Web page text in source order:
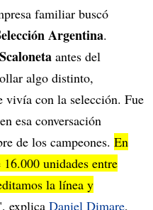
familiar buscó
Argentina.
antes del
algo distinto,
vivía con la selección. Fue
esa conversación
de los campeones. En
unidades entre
la línea y
explica Daniel Dimare,